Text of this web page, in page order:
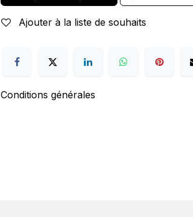
Ajouter à la liste de souhaits
Conditions générales